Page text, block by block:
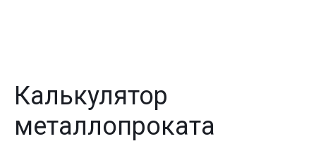
Калькулятор
металлопроката